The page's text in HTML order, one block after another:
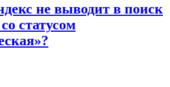
не выводит в поиск
статусом